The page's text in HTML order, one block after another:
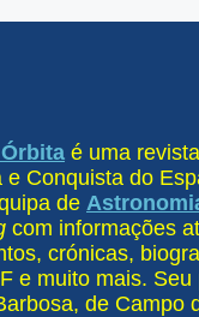
é uma
e Conquista do
de
com informações
crónicas,
e muito mais. Seu
de Campo